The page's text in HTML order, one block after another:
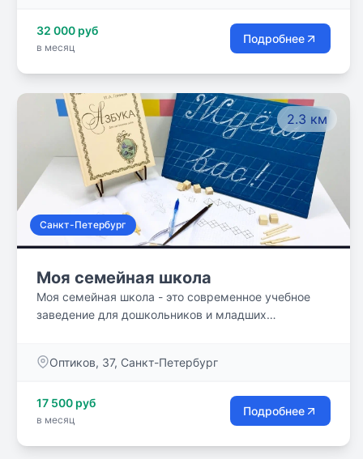
32 000 руб
в месяц
Подробнее
2.3 км
Санкт-Петербург
Моя семейная школа
Моя семейная школа - это современное учебное
заведение для дошкольников и младших
развлекательные программы для детей
Оптиков, 37, Санкт-Петербург
17 500 руб
в месяц
Подробнее